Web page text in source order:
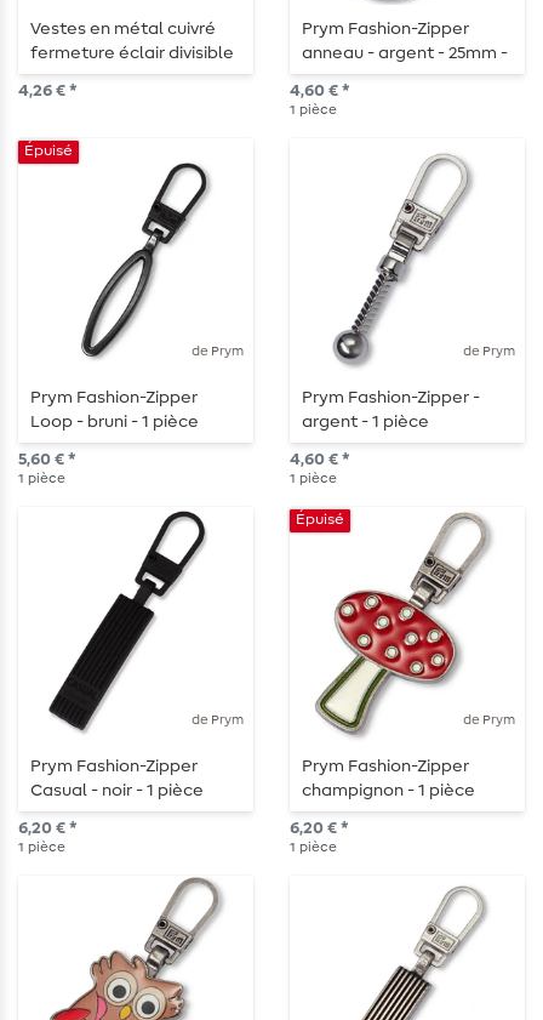
Vestes en métal cuivré
fermeture éclair divisible
75 cm
4,26 € *
Prym Fashion-Zipper
anneau - argent - 25mm -
1 pièce
4,60 € *
1 pièce
de Prym
Épuisé
Prym Fashion-Zipper
Loop - bruni - 1 pièce
5,60 € *
1 pièce
de Prym
Prym Fashion-Zipper -
argent - 1 pièce
4,60 € *
1 pièce
de Prym
Prym Fashion-Zipper
Casual - noir - 1 pièce
6,20 € *
1 pièce
de Prym
Épuisé
Prym Fashion-Zipper
champignon - 1 pièce
6,20 € *
1 pièce